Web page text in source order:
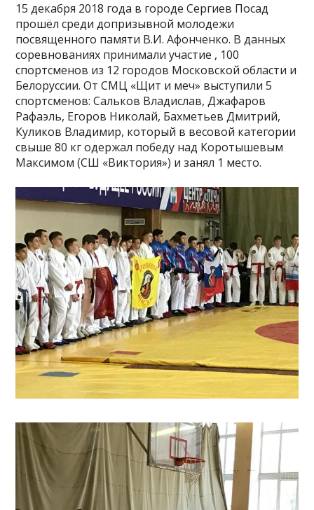
15 декабря 2018 года в городе Сергиев Посад
прошёл среди допризывной молодежи
посвященного памяти В.И. Афонченко. В данных
соревнованиях принимали участие , 100
спортсменов из 12 городов Московской области и
Белоруссии. От СМЦ «Щит и меч» выступили 5
спортсменов: Сальков Владислав, Джафаров
Рафаэль, Егоров Николай, Бахметьев Дмитрий,
Куликов Владимир, который в весовой категории
свыше 80 кг одержал победу над Коротышевым
Максимом (СШ «Виктория») и занял 1 место.